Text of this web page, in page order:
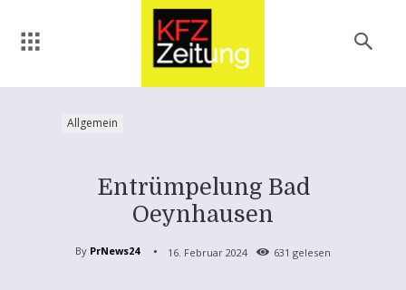
Allgemein
Entrümpelung Bad
Oeynhausen
By PrNews24 16. Februar 2024 631 gelesen